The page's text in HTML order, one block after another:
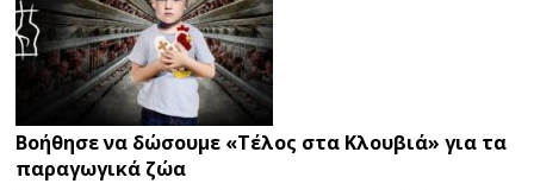
Βοήθησε να δώσουμε «Τέλος στα Κλουβιά» για τα
παραγωγικά ζώα